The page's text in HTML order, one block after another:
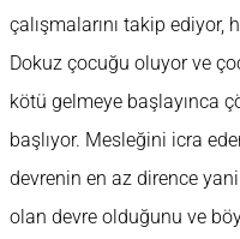
çalışmalarını takip ediyor,
Dokuz çocuğu oluyor ve
kötü gelmeye başlayınca
başlıyor. Mesleğini icra
devrenin en az dirence
olan devre olduğunu ve